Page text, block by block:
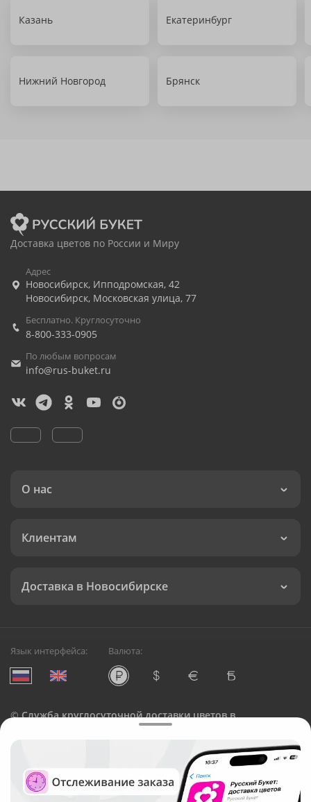
Казань Екатеринбург
Нижний Новгород Брянск
Доставка цветов по России и Миру
Адрес
Новосибирск, Ипподромская, 42
Новосибирск, Московская улица, 77
Бесплатно. Круглосуточно
8-800-333-0905
По любым вопросам
info@rus-buket.ru
О нас
Клиентам
Доставка в Новосибирске
Язык интерфейса: Валюта:
©Служба круглосуточной доставки цветов в
Русский Букет, 2026
Общество с ограниченной ответственностью «Технология»
ОГРН: 1195476081745, ИНН: 5410081997
Юридический адрес: г. Новосибирск, ул. Ипподромская,